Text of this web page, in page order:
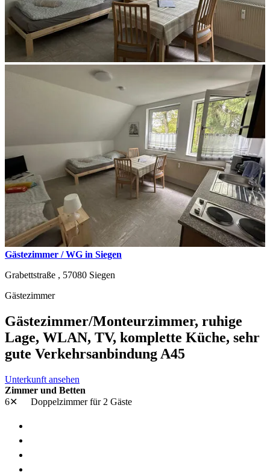
Gästezimmer / WG in Siegen
Grabettstraße , 57080 Siegen
Gästezimmer
Gästezimmer/Monteurzimmer, ruhige
Lage, WLAN, TV, komplette Küche, sehr
gute Verkehrsanbindung A45
Unterkunft ansehen
Zimmer und Betten
6✕
Doppelzimmerfür 2 Gäste